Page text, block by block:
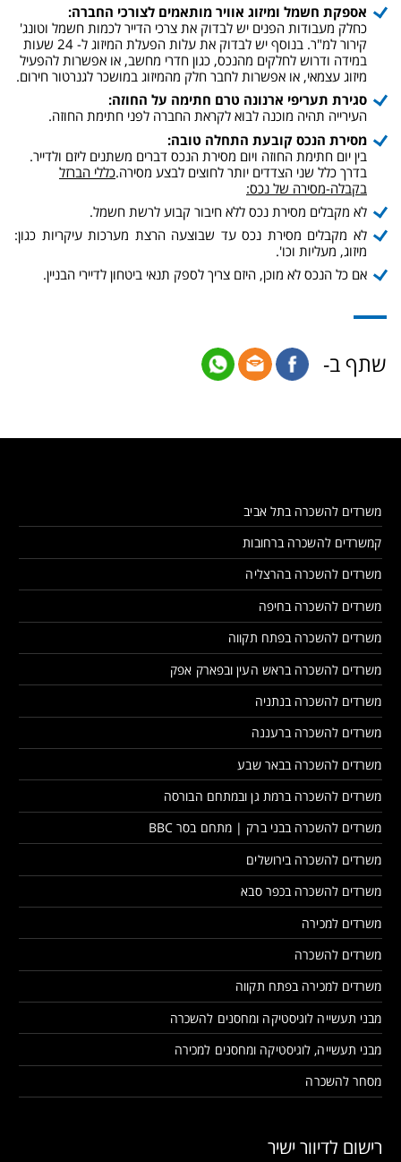
אספקת חשמל ומיזוג אוויר מותאמים לצורכי החברה:
כחלק מעבודות הפנים יש לבדוק את צרכי הדייר לכמות חשמל וטונג'
קירור למ"ר. בנוסף יש לבדוק את עלות הפעלת המיזוג ל- 24 שעות
במידה ודרוש לחלקים מהנכס, כגון חדרי מחשב, או אפשרות להפעיל
מיזוג עצמאי, או אפשרות לחבר חלק מהמיזוג במושכר לגנרטור חירום.
סגירת תעריפי ארנונה טרם חתימה על החוזה:
העירייה תהיה מוכנה לבוא לקראת החברה לפני חתימת החוזה.
מסירת הנכס קובעת התחלה טובה:
בין יום חתימת החוזה ויום מסירת הנכס דברים משתנים ליזם ולדייר.
בדרך כלל שני הצדדים יותר לחוצים לבצע מסירה.כללי הברזל
בקבלה-מסירה של נכס:
לא מקבלים מסירת נכס ללא חיבור קבוע לרשת חשמל.
לא מקבלים מסירת נכס עד שבוצעה הרצת מערכות עיקריות כגון:
מיזוג, מעליות וכו'.
אם כל הנכס לא מוכן, היזם צריך לספק תנאי ביטחון לדיירי הבניין.
שתף ב-
משרדים להשכרה בתל אביב
קמשרדים להשכרה ברחובות
משרדים להשכרה בהרצליה
משרדים להשכרה בחיפה
משרדים להשכרה בפתח תקווה
משרדים להשכרה בראש העין ובפארק אפק
משרדים להשכרה בנתניה
משרדים להשכרה ברעננה
משרדים להשכרה בבאר שבע
משרדים להשכרה ברמת גן ובמתחם הבורסה
משרדים להשכרה בבני ברק | מתחם בסר BBC
משרדים להשכרה בירושלים
משרדים להשכרה בכפר סבא
משרדים למכירה
משרדים להשכרה
משרדים למכירה בפתח תקווה
מבני תעשייה לוגיסטיקה ומחסנים להשכרה
מבני תעשייה, לוגיסטיקה ומחסנים למכירה
מסחר להשכרה
רישום לדיוור ישיר